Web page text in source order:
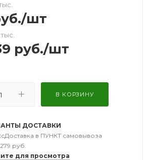
/шт
руб./шт
В КОРЗИНУ
ДОСТАВКИ
в ПУНКТ самовывоза
руб.
для просмотра